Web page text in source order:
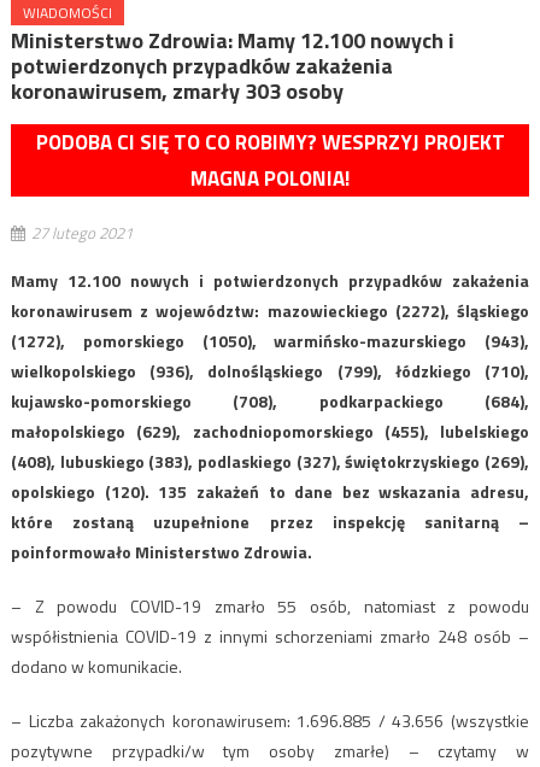
WIADOMOŚCI
Ministerstwo Zdrowia: Mamy 12.100 nowych i
potwierdzonych przypadków zakażenia
koronawirusem, zmarły 303 osoby
PODOBA CI SIĘ TO CO ROBIMY? WESPRZYJ PROJEKT
MAGNA POLONIA!
27 lutego 2021
Mamy 12.100 nowych i potwierdzonych przypadków zakażenia
koronawirusem z województw: mazowieckiego (2272), śląskiego
(1272), pomorskiego (1050), warmińsko-mazurskiego (943),
wielkopolskiego (936), dolnośląskiego (799), łódzkiego (710),
kujawsko-pomorskiego (708), podkarpackiego (684),
małopolskiego (629), zachodniopomorskiego (455), lubelskiego
(408), lubuskiego (383), podlaskiego (327), świętokrzyskiego (269),
opolskiego (120). 135 zakażeń to dane bez wskazania adresu,
które zostaną uzupełnione przez inspekcję sanitarną –
poinformowało Ministerstwo Zdrowia.
– Z powodu COVID-19 zmarło 55 osób, natomiast z powodu
współistnienia COVID-19 z innymi schorzeniami zmarło 248 osób –
dodano w komunikacie.
– Liczba zakażonych koronawirusem: 1.696.885 / 43.656 (wszystkie
pozytywne przypadki/w tym osoby zmarłe) – czytamy w